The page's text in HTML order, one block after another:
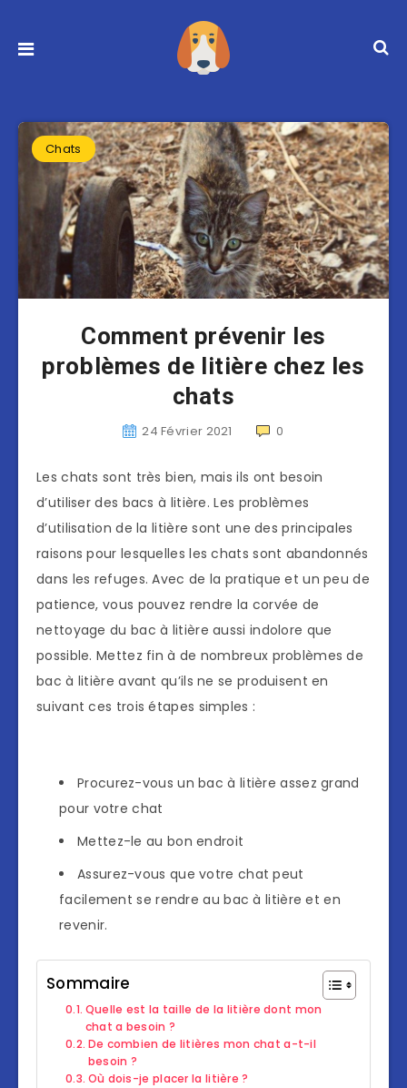
Chats
Comment prévenir les
problèmes de litière chez les
chats
24 Février 2021 0
Les chats sont très bien, mais ils ont besoin
d’utiliser des bacs à litière. Les problèmes
d’utilisation de la litière sont une des principales
raisons pour lesquelles les chats sont abandonnés
dans les refuges. Avec de la pratique et un peu de
patience, vous pouvez rendre la corvée de
nettoyage du bac à litière aussi indolore que
possible. Mettez fin à de nombreux problèmes de
bac à litière avant qu’ils ne se produisent en
suivant ces trois étapes simples :
Procurez-vous un bac à litière assez grand
pour votre chat
Mettez-le au bon endroit
Assurez-vous que votre chat peut
facilement se rendre au bac à litière et en
revenir.
Sommaire
Quelle est la taille de la litière dont mon
chat a besoin ?
De combien de litières mon chat a-t-il
besoin ?
Où dois-je placer la litière ?